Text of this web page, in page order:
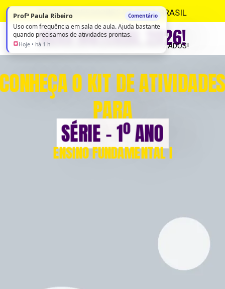
PAIS E PROFESSORES DE TODO BRASIL
NOVO MATERIAL 2026!
TENHA ACESSO A MATERIAIS ATUALIZADOS!
O KIT DE
PARA
SÉRIE – 1º ANO
ENSINO FUNDAMENTAL I
Profª Paula Ribeiro Comentário
Uso com frequência em sala de aula. Ajuda bastante
quando precisamos de atividades prontas.
Hoje • há 1 h